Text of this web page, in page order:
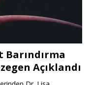
Barındırma
Açıklandı